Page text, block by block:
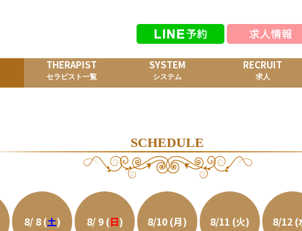
THERAPIST
セラピスト一覧
SYSTEM
システム
RECRUIT
求人
SCHEDULE
8/ 8 (土) 8/ 9 (日) 8/10 (月) 8/11 (火) 8/12 (